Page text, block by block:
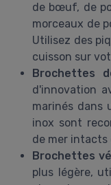
de bœuf, de
morceaux de
Utilisez des
cuisson sur
Brochettes
d'innovation
marinés dans
inox sont
de mer intacts
Brochettes
plus légère,